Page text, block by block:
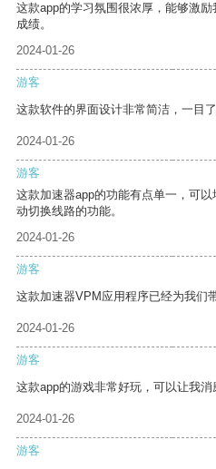
这款app的学习氛围很浓厚，能够激
成绩。
2024-01-26
游客
这款软件的界面设计非常简洁，一目了
2024-01-26
游客
这款加速器app的功能有点单一，可
动切换线路的功能。
2024-01-26
游客
这款加速器VPM应用程序已经为我们
2024-01-26
游客
这款app的游戏非常好玩，可以让我消
2024-01-26
游客